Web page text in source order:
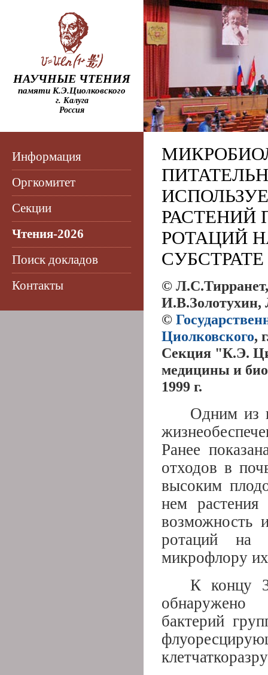
НАУЧНЫЕ ЧТЕНИЯ
памяти К.Э.Циолковского
г. Калуга
Россия
Информация
Оргкомитет
Секции
Чтения-2026
Поиск докладов
Контакты
РАСТЕНИЙ
РОТАЦИЙ
СУБСТРАТЕ
©
И.В.Золотухин,
©
Циолковского,
Секция "К.Э.
медицины и
1999 г.
Одним из
Ранее
отходов в
высоким
нем растения
возможность
ротаций на
микрофлору
К концу
обнаружено
бактерий